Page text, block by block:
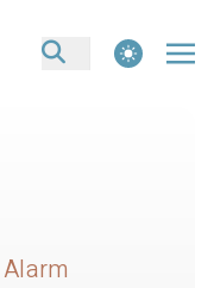
theme switcher
Alarm